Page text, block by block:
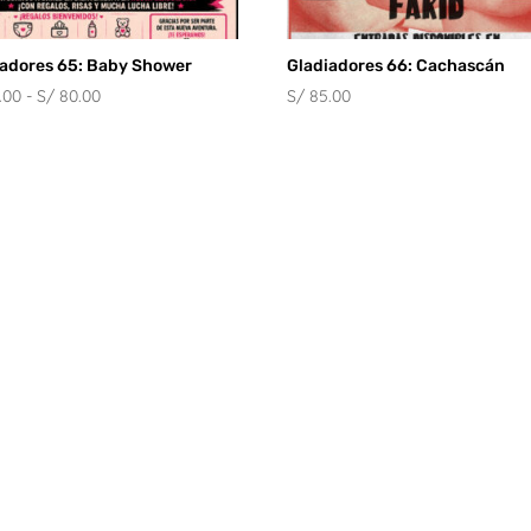
65: Baby Shower
- S/ 80.00Rango
Gladiadores 66: Cachascán
S/ 85.00